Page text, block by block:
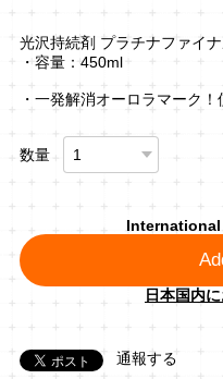
光沢持続剤 プラチナファイ
・容量：450ml
・一発解消オーロラマーク
数量
日本国内
通報する